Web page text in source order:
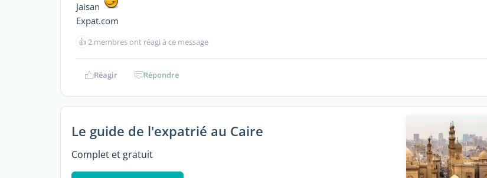
Jaisan
Expat.com
👍2 membres ont réagi à ce message
Réagir Répondre
Le guide de l'expatrié au Caire
Complet et gratuit